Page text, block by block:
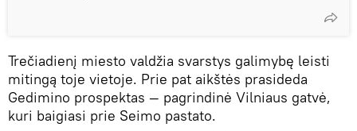
Trečiadienį miesto valdžia svarstys galimybę leisti
mitingą toje vietoje. Prie pat aikštės prasideda
Gedimino prospektas — pagrindinė Vilniaus gatvė,
kuri baigiasi prie Seimo pastato.